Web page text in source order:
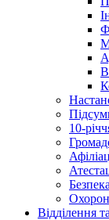
10-
Відділення